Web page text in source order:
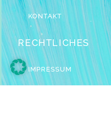
KONTAKT
RECHTLICHES
IMPRESSUM